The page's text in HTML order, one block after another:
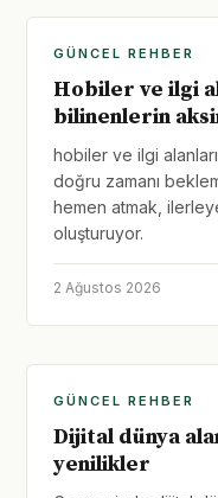
GÜNCEL REHBER
Hobiler ve ilgi
bilinenlerin
hobiler ve ilgi
doğru zamanı
hemen atmak,
oluşturuyor.
2 Ağustos 2026
GÜNCEL REHBER
Dijital dünya
yenilikler